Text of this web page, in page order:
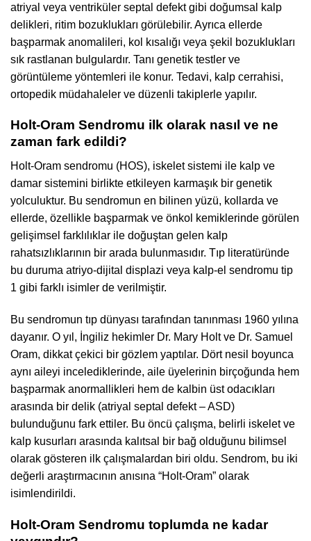
atriyal veya ventriküler septal defekt gibi doğumsal kalp
delikleri, ritim bozuklukları görülebilir. Ayrıca ellerde
başparmak anomalileri, kol kısalığı veya şekil bozuklukları
sık rastlanan bulgulardır. Tanı genetik testler ve
görüntüleme yöntemleri ile konur. Tedavi, kalp cerrahisi,
ortopedik müdahaleler ve düzenli takiplerle yapılır.
Holt-Oram Sendromu ilk olarak nasıl ve ne
zaman fark edildi?
Holt-Oram sendromu (HOS), iskelet sistemi ile kalp ve
damar sistemini birlikte etkileyen karmaşık bir genetik
yolculuktur. Bu sendromun en bilinen yüzü, kollarda ve
ellerde, özellikle başparmak ve önkol kemiklerinde görülen
gelişimsel farklılıklar ile doğuştan gelen kalp
rahatsızlıklarının bir arada bulunmasıdır. Tıp literatüründe
bu duruma atriyo-dijital displazi veya kalp-el sendromu tip
1 gibi farklı isimler de verilmiştir.
Bu sendromun tıp dünyası tarafından tanınması 1960 yılına
dayanır. O yıl, İngiliz hekimler Dr. Mary Holt ve Dr. Samuel
Oram, dikkat çekici bir gözlem yaptılar. Dört nesil boyunca
aynı aileyi incelediklerinde, aile üyelerinin birçoğunda hem
başparmak anormallikleri hem de kalbin üst odacıkları
arasında bir delik (atriyal septal defekt – ASD)
bulunduğunu fark ettiler. Bu öncü çalışma, belirli iskelet ve
kalp kusurları arasında kalıtsal bir bağ olduğunu bilimsel
olarak gösteren ilk çalışmalardan biri oldu. Sendrom, bu iki
değerli araştırmacının anısına “Holt-Oram” olarak
isimlendirildi.
Holt-Oram Sendromu toplumda ne kadar